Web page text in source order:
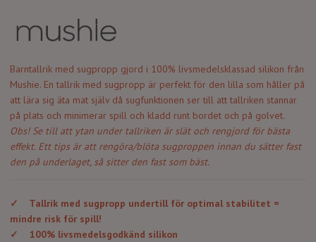
Barntallrik med sugpropp gjord i 100% livsmedelsklassad silikon från
Mushie. En tallrik med sugpropp är perfekt för den lilla som håller på
att lära sig äta mat själv då sugfunktionen ser till att tallriken stannar
på plats och minimerar spill och kladd runt bordet och på golvet.
Obs! Se till att ytan under tallriken är slät och rengjord för bästa
effekt. Ett tips är att rengöra/blöta sugproppen innan du sätter fast
den på underlaget, så sitter den fast som bäst.
✓
Tallrik med sugpropp undertill för optimal stabilitet =
mindre risk för spill!
✓
100% livsmedelsgodkänd silikon